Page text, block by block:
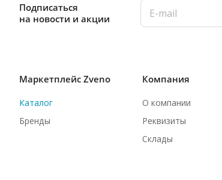
Подписаться
на новости и акции
Маркетплейс Zveno
Каталог
Бренды
Компания
О компании
Реквизиты
Склады